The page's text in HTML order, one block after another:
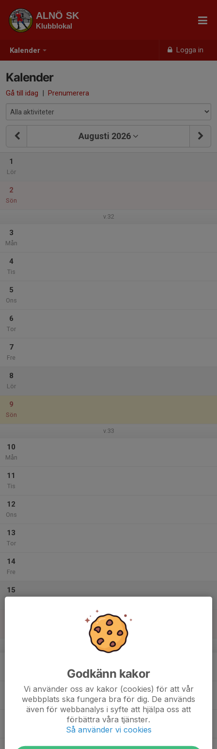
Kalender Logga in
ALNÖ SK
Klubblokal
Kalender
Gå till idag | Prenumerera
Augusti 2026
1
Lör
2
Sön
v.32
3
Mån
4
Tis
5
Ons
6
Tor
7
Fre
8
Lör
9
Sön
v.33
10
Mån
11
Tis
12
Ons
13
Tor
14
Fre
15
v.34
Godkänn kakor
Vi använder oss av kakor (cookies) för att vår
webbplats ska fungera bra för dig. De används
även för webbanalys i syfte att hjälpa oss att
förbättra våra tjänster.
Så använder vi cookies